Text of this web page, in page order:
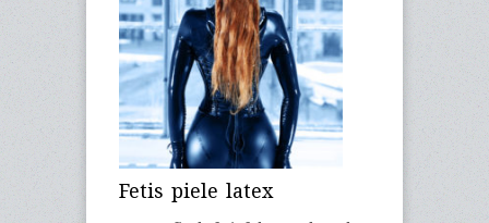
Fetis piele latex